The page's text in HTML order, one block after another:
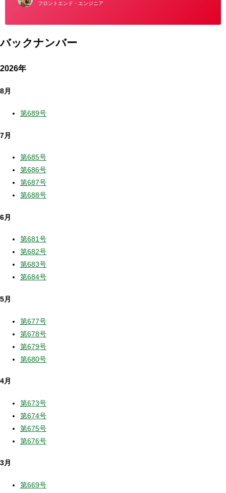
フロントエンド・エンジニア
バックナンバー
2026年
8月
第689号
7月
第685号
第686号
第687号
第688号
6月
第681号
第682号
第683号
第684号
5月
第677号
第678号
第679号
第680号
4月
第673号
第674号
第675号
第676号
3月
第669号